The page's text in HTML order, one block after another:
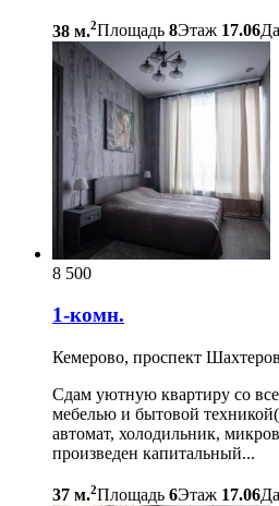
38 м.2Площадь 8Этаж 17.06
8 500
1-комн.
Кемерово, проспект
Сдам уютную квартиру со
мебелью и бытовой
автомат, холодильник,
произведен капитальный...
37 м.2Площадь 6Этаж 17.06